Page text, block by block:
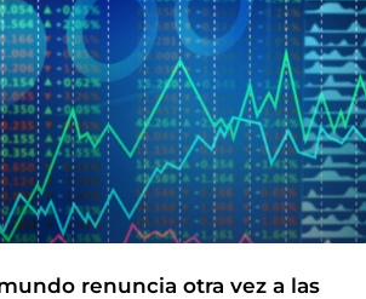
renuncia otra vez a las